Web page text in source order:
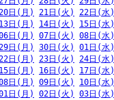
日(月) 21日(火) 22日(水)
13日(月) 14日(火) 15日(水)
日(月) 07日(火) 08日(水)
日(月) 30日(火) 01日(水)
日(月) 23日(火) 24日(水)
15日(月) 16日(火) 17日(水)
日(月) 09日(火) 10日(水)
日(月) 02日(火) 03日(水)